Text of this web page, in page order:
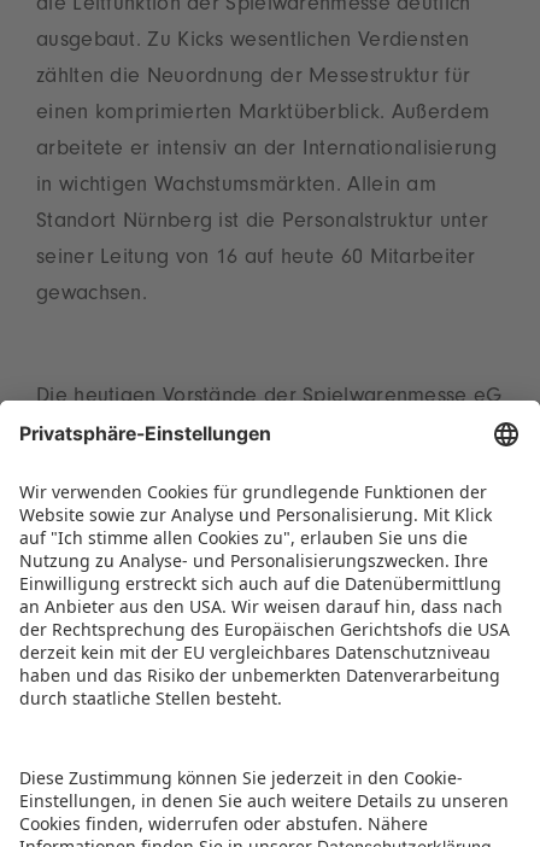
die Leitfunktion der Spielwarenmesse deutlich
ausgebaut. Zu Kicks wesentlichen Verdiensten
zählten die Neuordnung der Messestruktur für
einen komprimierten Marktüberblick. Außerdem
arbeitete er intensiv an der Internationalisierung
in wichtigen Wachstumsmärkten. Allein am
Standort Nürnberg ist die Personalstruktur unter
seiner Leitung von 16 auf heute 60 Mitarbeiter
gewachsen.
Die heutigen Vorstände der Spielwarenmesse eG
– Florian Hess, Jens Pflüger und Christian Ulrich
gesamten Teams herzlich zur Staatsmedaille.
PRESSEMITTEILUNG ALS PDF HERUNTERLADEN
BILD-DOWNLOAD